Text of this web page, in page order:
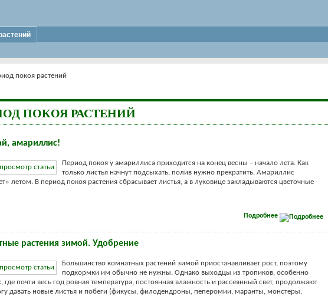
покоя растений
ПОКОЯ РАСТЕНИЙ
амариллис!
Период покоя у амариллиса приходится на конец весны – начало лета. Как
только листья начнут подсыхать, полив нужно прекратить. Амариллис
летом. В период покоя растения сбрасывает листья, а в луковице закладываются цветочные
Подробнее
растения зимой. Удобрение
Большинство комнатных растений зимой приостанавливает рост, поэтому
подкормки им обычно не нужны. Однако выходцы из тропиков, особенно
где почти весь год ровная температура, постоянная влажность и рассеянный свет, продолжают
давать новые листья и побеги (фикусы, филодендроны, пеперомии, маранты, монстеры,